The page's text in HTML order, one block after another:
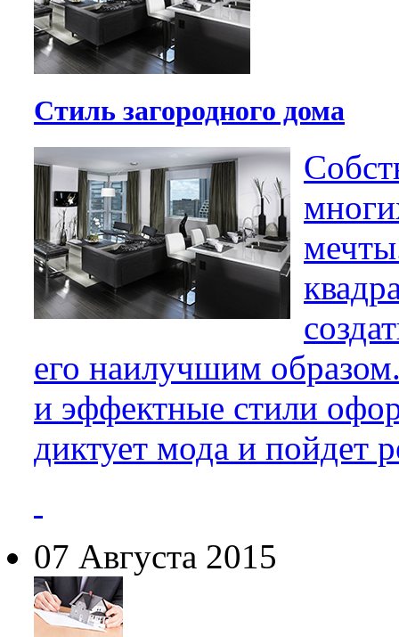
Стиль загородного дома
его наилучшим
и эффектные стили
диктует мода и пойдет
07 Августа 2015